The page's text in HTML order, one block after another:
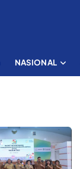
NASIONAL